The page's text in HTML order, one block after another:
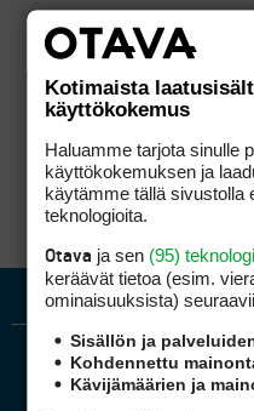
Kotimaista
käyttökokemus
Haluamme tarjota sinulle
käyttökokemuksen ja
käytämme tällä sivustolla
teknologioita.
Otava ja sen (95)
keräävät tietoa (esim.
ominaisuuk­sista)
Sisällön ja
Kohdennettu
Kävijämäärien ja